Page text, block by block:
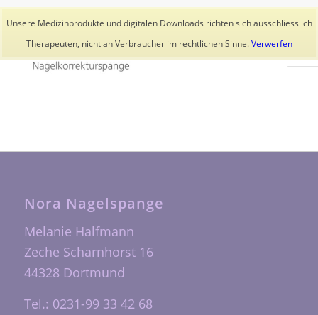
Unsere Medizinprodukte und digitalen Downloads richten sich ausschliesslich
Therapeuten, nicht an Verbraucher im rechtlichen Sinne.Verwerfen
Aktuelles Trainer 👥 Kundenkonto
Nora Nagelspange
Melanie Halfmann
Zeche Scharnhorst 16
44328 Dortmund
Tel.: 0231-99 33 42 68